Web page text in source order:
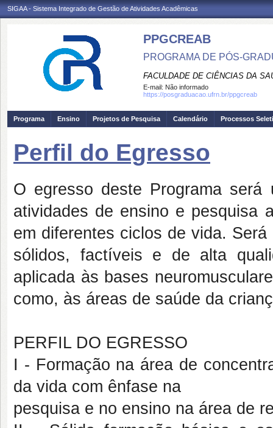
SIGAA - Sistema Integrado de Gestão de Atividades Acadêmicas
PPGCREAB
PROGRAMA DE PÓS-
FACULDADE DE CIÊNCIAS DA
E-mail: Não informado
https://posgraduacao.ufrn.br/ppgcreab
Programa Ensino Projetos de Pesquisa Calendário Processos
Perfil do Egresso
O egresso deste Programa será
atividades de ensino e pesquisa
em diferentes ciclos de vida.
sólidos, factíveis e de alta
aplicada às bases
como, às áreas de saúde da
PERFIL DO EGRESSO
I - Formação na área de
da vida com ênfase na
pesquisa e no ensino na área de